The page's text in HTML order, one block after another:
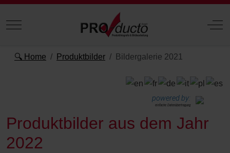
Mobile Menu Toggle Off-
🔍 Home Produktbilder Bildergalerie 2021
powered by:
einfache Datenübertragung
Produktbilder aus dem Jahr
2022